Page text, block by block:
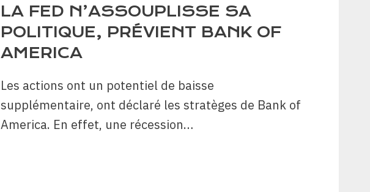
LA FED N’ASSOUPLISSE SA
POLITIQUE, PRÉVIENT BANK OF
AMERICA
Les actions ont un potentiel de baisse
supplémentaire, ont déclaré les stratèges de Bank of
America. En effet, une récession…